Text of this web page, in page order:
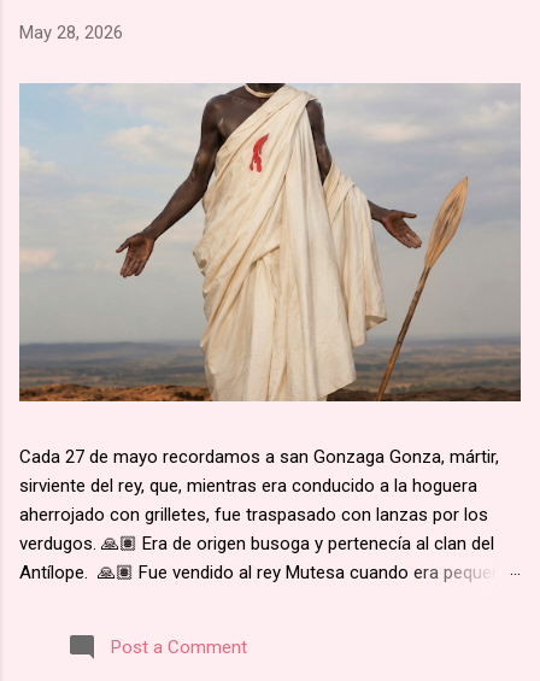
May 28, 2026
Cada 27 de mayo recordamos a san Gonzaga Gonza, mártir,
sirviente del rey, que, mientras era conducido a la hoguera
aherrojado con grilletes, fue traspasado con lanzas por los
verdugos. 🙏🏽 Era de origen busoga y pertenecía al clan del
Antílope. 🙏🏽 Fue vendido al rey Mutesa cuando era pequeño,
custodia de los prisioneros. 🙏🏽 Recibió instrucción religiosa
de los Padres Blancos. 🙏🏽 Recibió el bautismo al día
Post a Comment